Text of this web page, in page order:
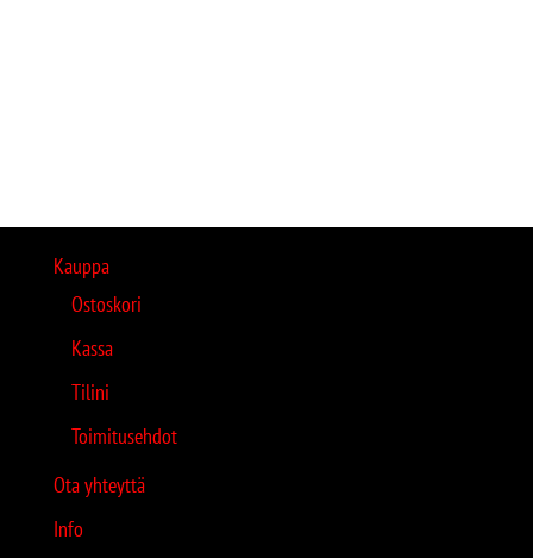
Kauppa
Ostoskori
Kassa
Tilini
Toimitusehdot
Ota yhteyttä
Info